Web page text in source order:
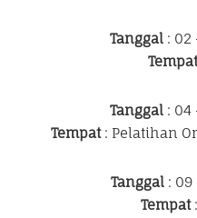
Tanggal : 02
Tempat
Tanggal : 04
Tempat: Pelatihan
Tanggal : 09
Tempat